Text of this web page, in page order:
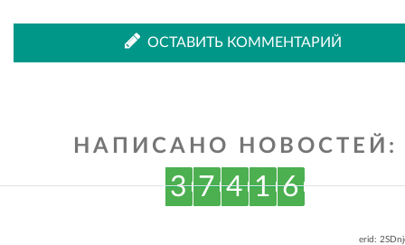
ОСТАВИТЬ КОММЕНТАРИЙ
НАПИСАНО НОВОСТЕЙ:
3 7 4 1 6
erid: